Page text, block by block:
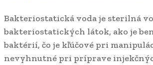
Bakteriostatická voda je sterilná
bakteriostatických látok, ako je
baktérií, čo je kľúčové pri
nevyhnutné pri príprave